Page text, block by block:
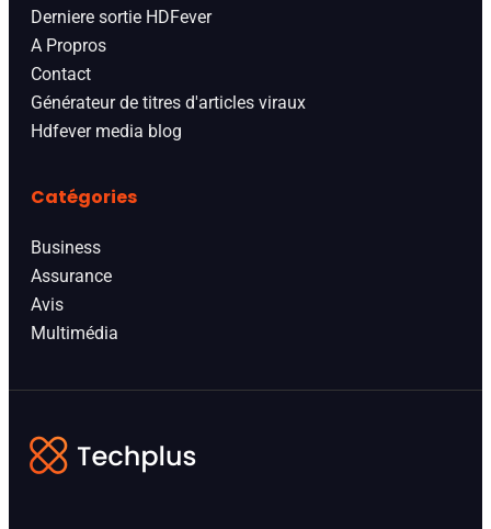
Derniere sortie HDFever
A Propros
Contact
Générateur de titres d'articles viraux
Hdfever media blog
Catégories
Business
Assurance
Avis
Multimédia